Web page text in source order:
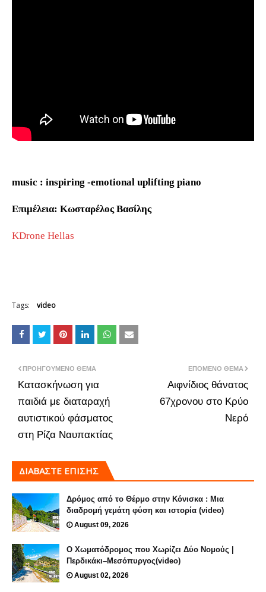
music : inspiring -emotional uplifting piano
Επιμέλεια: Κωσταρέλος Βασίλης
KDrone Hellas
Tags: video
ΕΠΌΜΕΝΟ ΘΈΜΑ
Αιφνίδιος θάνατος
67χρονου στο Κρύο
Νερό
ΠΡΟΗΓΟΎΜΕΝΟ ΘΈΜΑ
Κατασκήνωση για
παιδιά με διαταραχή
αυτιστικού φάσματος
στη Ρίζα Ναυπακτίας
ΔΙΑΒΑΣΤΕ ΕΠΙΣΗΣ
Δρόμος από το Θέρμο στην Κόνισκα : Μια
διαδρομή γεμάτη φύση και ιστορία (video)
August 09, 2026
Ο Χωματόδρομος που Χωρίζει Δύο Νομούς |
Περδικάκι–Μεσόπυργος(video)
August 02, 2026